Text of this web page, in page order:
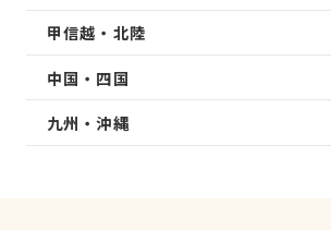
甲信越・北陸
中国・四国
九州・沖縄